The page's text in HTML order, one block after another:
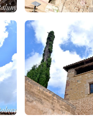
i una imatge de
creueria recolzada
Jaume.
carreus del mur amb
és aràbiga, amb un punt
simple acabat en boleta.
semblant al que